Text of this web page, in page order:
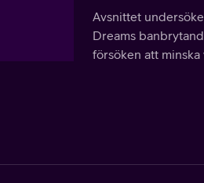
Avsnittet
Dreams
försöken att